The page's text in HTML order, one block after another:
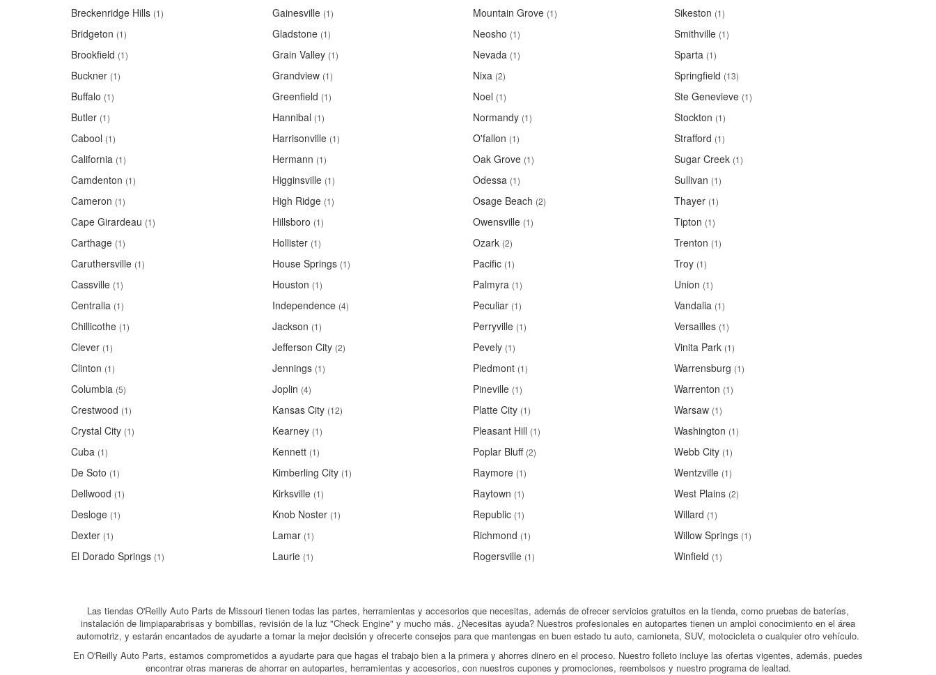
Breckenridge Hills (1)
Bridgeton (1)
Brookfield (1)
Buckner (1)
Buffalo (1)
Butler (1)
Cabool (1)
California (1)
Camdenton (1)
Cameron (1)
Cape Girardeau (1)
Carthage (1)
Caruthersville (1)
Cassville (1)
Centralia (1)
Chillicothe (1)
Clever (1)
Clinton (1)
Columbia (5)
Crestwood (1)
Crystal City (1)
Cuba (1)
De Soto (1)
Dellwood (1)
Desloge (1)
Dexter (1)
El Dorado Springs (1)
Gainesville (1)
Gladstone (1)
Grain Valley (1)
Grandview (1)
Greenfield (1)
Hannibal (1)
Harrisonville (1)
Hermann (1)
Higginsville (1)
High Ridge (1)
Hillsboro (1)
Hollister (1)
House Springs (1)
Houston (1)
Independence (4)
Jackson (1)
Jefferson City (2)
Jennings (1)
Joplin (4)
Kansas City (12)
Kearney (1)
Kennett (1)
Kimberling City (1)
Kirksville (1)
Knob Noster (1)
Lamar (1)
Laurie (1)
Mountain Grove (1)
Neosho (1)
Nevada (1)
Nixa (2)
Noel (1)
Normandy (1)
O'fallon (1)
Oak Grove (1)
Odessa (1)
Osage Beach (2)
Owensville (1)
Ozark (2)
Pacific (1)
Palmyra (1)
Peculiar (1)
Perryville (1)
Pevely (1)
Piedmont (1)
Pineville (1)
Platte City (1)
Pleasant Hill (1)
Poplar Bluff (2)
Raymore (1)
Raytown (1)
Republic (1)
Richmond (1)
Rogersville (1)
Sikeston (1)
Smithville (1)
Sparta (1)
Springfield (13)
Ste Genevieve (1)
Stockton (1)
Strafford (1)
Sugar Creek (1)
Sullivan (1)
Thayer (1)
Tipton (1)
Trenton (1)
Troy (1)
Union (1)
Vandalia (1)
Versailles (1)
Vinita Park (1)
Warrensburg (1)
Warrenton (1)
Warsaw (1)
Washington (1)
Webb City (1)
Wentzville (1)
West Plains (2)
Willard (1)
Willow Springs (1)
Winfield (1)
Las tiendas O'Reilly Auto Parts de Missouri tienen todas las partes, herramientas y accesorios que necesitas, además de ofrecer servicios gratuitos en la tienda, como pruebas de baterías,
instalación de limpiaparabrisas y bombillas, revisión de la luz "Check Engine" y mucho más. ¿Necesitas ayuda? Nuestros profesionales en autopartes tienen un amploi conocimiento en el área
automotriz, y estarán encantados de ayudarte a tomar la mejor decisión y ofrecerte consejos para que mantengas en buen estado tu auto, camioneta, SUV, motocicleta o cualquier otro vehículo.
En O'Reilly Auto Parts, estamos comprometidos a ayudarte para que hagas el trabajo bien a la primera y ahorres dinero en el proceso. Nuestro folleto incluye las ofertas vigentes, además, puedes
encontrar otras maneras de ahorrar en autopartes, herramientas y accesorios, con nuestros cupones y promociones, reembolsos y nuestro programa de lealtad.